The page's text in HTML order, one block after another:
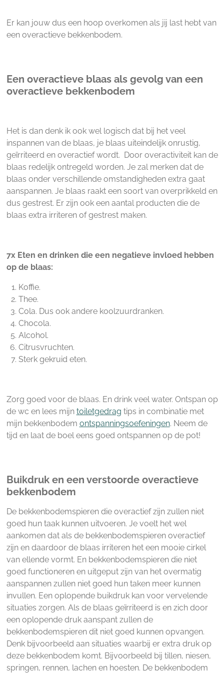
Er kan jouw dus een hoop overkomen als jij last hebt van
een overactieve bekkenbodem.
Een overactieve blaas als gevolg van een
overactieve bekkenbodem
Het is dan denk ik ook wel logisch dat bij het veel
inspannen van de blaas, je blaas uiteindelijk onrustig,
geïrriteerd en overactief wordt. Door overactiviteit kan de
blaas redelijk ontregeld worden. Je zal merken dat de
blaas onder verschillende omstandigheden extra gaat
aanspannen. Je blaas raakt een soort van overprikkeld en
dus gestrest. Er zijn ook een aantal producten die de
blaas extra irriteren of gestrest maken.
7x Eten en drinken die een negatieve invloed hebben
op de blaas:
Koffie.
Thee.
Cola. Dus ook andere koolzuurdranken.
Chocola.
Alcohol.
Citrusvruchten.
Sterk gekruid eten.
Zorg goed voor de blaas. En drink veel water. Ontspan op
de wc en lees mijn toiletgedrag tips in combinatie met
mijn bekkenbodem ontspanningsoefeningen. Neem de
tijd en laat de boel eens goed ontspannen op de pot!
Buikdruk en een verstoorde overactieve
bekkenbodem
De bekkenbodemspieren die overactief zijn zullen niet
goed hun taak kunnen uitvoeren. Je voelt het wel
aankomen dat als de bekkenbodemspieren overactief
zijn en daardoor de blaas irriteren het een mooie cirkel
van ellende vormt. En bekkenbodemspieren die niet
goed functioneren en uitgeput zijn van het overmatig
aanspannen zullen niet goed hun taken meer kunnen
invullen. Een oplopende buikdruk kan voor vervelende
situaties zorgen. Als de blaas geïrriteerd is en zich door
een oplopende druk aanspant zullen de
bekkenbodemspieren dit niet goed kunnen opvangen.
Denk bijvoorbeeld aan situaties waarbij er extra druk op
deze bekkenbodem komt. Bijvoorbeeld bij tillen, niesen,
springen, rennen, lachen en hoesten. De bekkenbodem